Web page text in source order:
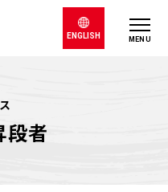
MENU
ENGLISH
段者